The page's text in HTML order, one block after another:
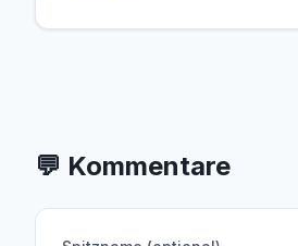
💬 Kommentare